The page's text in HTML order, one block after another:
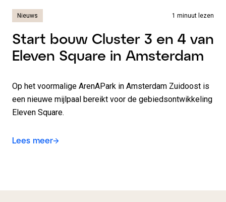
Nieuws 1 minuut lezen
Start bouw Cluster 3 en 4 van
Eleven Square in Amsterdam
Op het voormalige ArenAPark in Amsterdam Zuidoost is
een nieuwe mijlpaal bereikt voor de gebiedsontwikkeling
Eleven Square.
Lees meer